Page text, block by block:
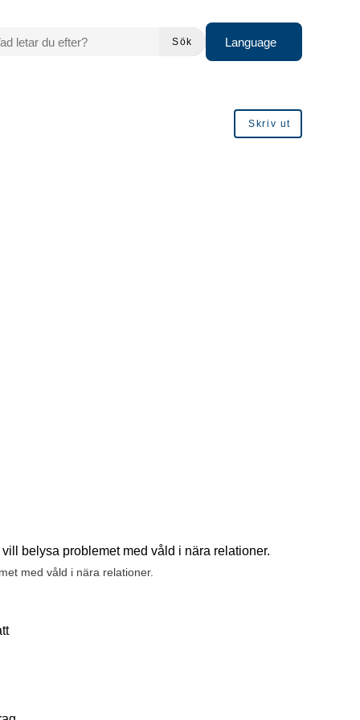
Sök
Language
Skriv ut
med våld i nära relationer.